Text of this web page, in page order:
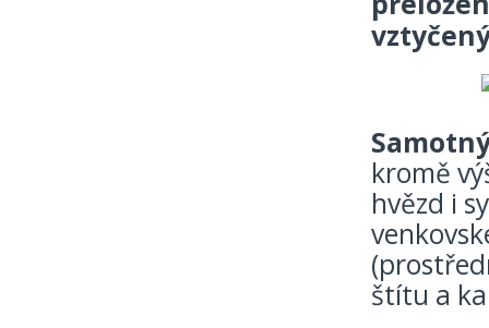
kromě
hvězd i
štítu a